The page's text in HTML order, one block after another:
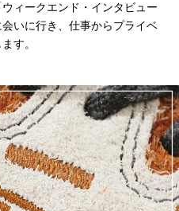
ィークエンド・インタビュー
いに行き、仕事からプライベ
す。